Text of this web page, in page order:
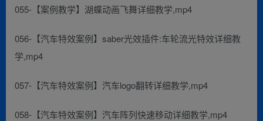
055-【案例教学】湖蝶动画飞舞详细教学,mp4
056-【汽车特效案例】saber光效插件:车轮流光特效详细教
学,mp4
057-【汽车特效案例】汽车logo翻转详细教学,mp4
058-【汽车特效案例】汽车阵列快速移动详细教学,mp4